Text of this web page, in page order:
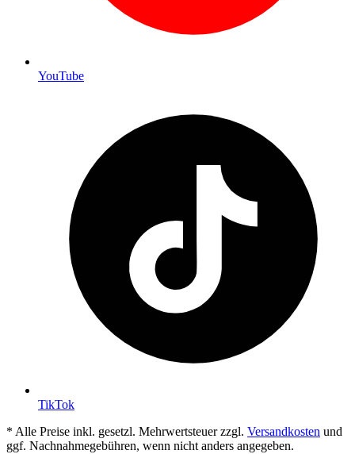
YouTube
TikTok
* Alle Preise inkl. gesetzl. Mehrwertsteuer zzgl. Versandkosten und
ggf. Nachnahmegebühren, wenn nicht anders angegeben.